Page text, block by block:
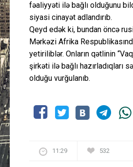
fəaliyyəti ilə bağlı olduğunu
siyasi cinayət adlandırıb.
Qeyd edək ki, bundan öncə
Mərkəzi Afrika
yetiriliblər. Onların qətlinin
şirkəti ilə bağlı hazırladıqları
olduğu vurğulanıb.
11:29 532